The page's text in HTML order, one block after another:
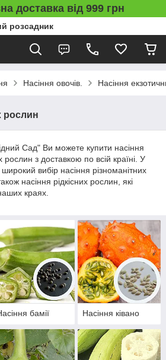
доставка від 999 грн
розсадник
Насіння овочів. Насіння
рослин
Сад" Ви можете купити насіння
рослин з доставкою по всій країні. У
вибір насіння різноманітних
насіння рідкісних рослин, які
краях.
бамії Насіння ківано